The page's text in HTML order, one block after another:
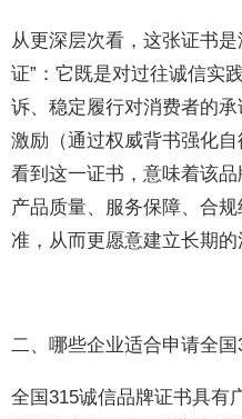
从更深层次看，这张证书
证”：它既是对过往诚信实
诉、稳定履行对消费者的
激励（通过权威背书强化
看到这一证书，意味着该
产品质量、服务保障、合
准，从而更愿意建立长期的
二、哪些企业适合申请全国
全国315诚信品牌证书具有